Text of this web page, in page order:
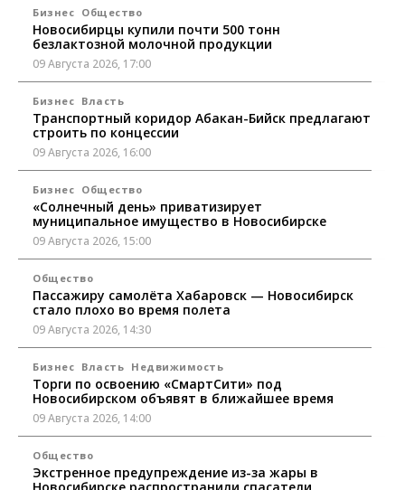
Бизнес Общество
Новосибирцы купили почти 500 тонн
безлактозной молочной продукции
09 Августа 2026, 17:00
Бизнес Власть
Транспортный коридор Абакан-Бийск предлагают
строить по концессии
09 Августа 2026, 16:00
Бизнес Общество
«Солнечный день» приватизирует
муниципальное имущество в Новосибирске
09 Августа 2026, 15:00
Общество
Пассажиру самолёта Хабаровск — Новосибирск
стало плохо во время полета
09 Августа 2026, 14:30
Бизнес Власть Недвижимость
Торги по освоению «СмартСити» под
Новосибирском объявят в ближайшее время
09 Августа 2026, 14:00
Общество
Экстренное предупреждение из-за жары в